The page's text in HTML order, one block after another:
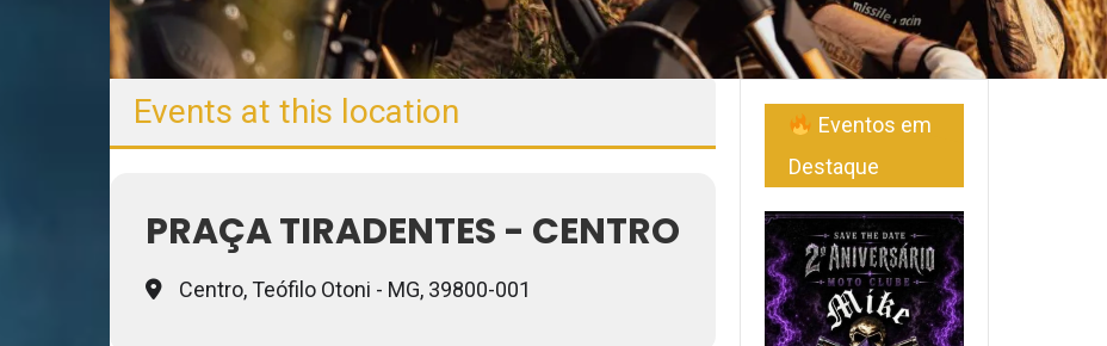
Events at this location
PRAÇA TIRADENTES - CENTRO
Centro, Teófilo Otoni - MG, 39800-001
Eventos em
Destaque